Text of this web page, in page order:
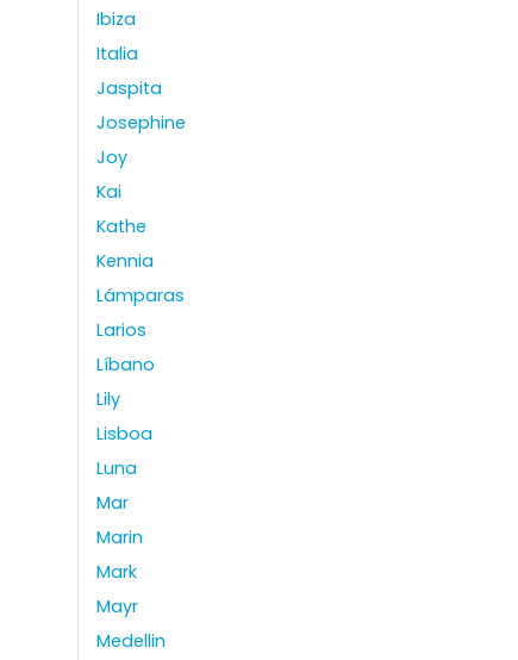
Ibiza
Italia
Jaspita
Josephine
Joy
Kai
Kathe
Kennia
Lámparas
Larios
Líbano
Lily
Lisboa
Luna
Mar
Marin
Mark
Mayr
Medellin